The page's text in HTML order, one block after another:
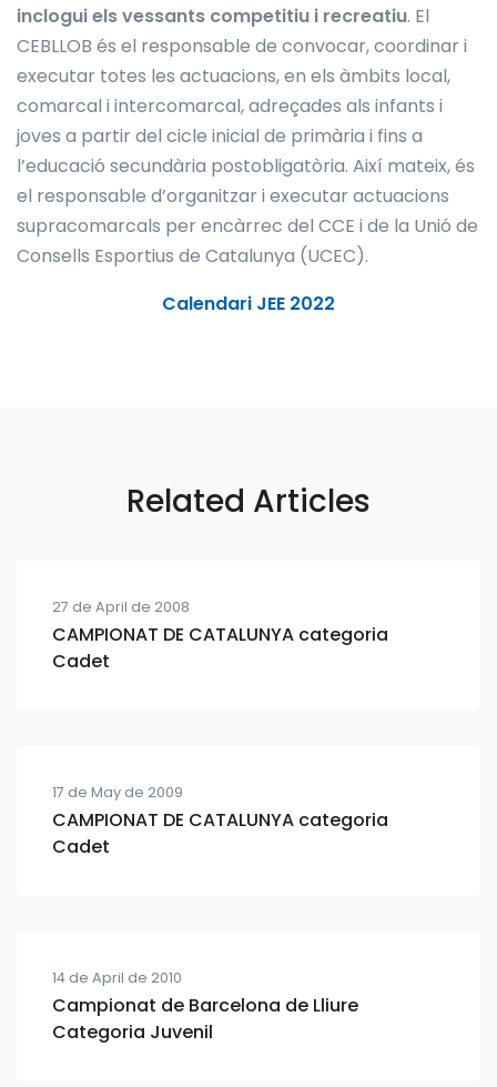
inclogui els vessants competitiu i recreatiu. El
CEBLLOB és el responsable de convocar, coordinar i
executar totes les actuacions, en els àmbits local,
comarcal i intercomarcal, adreçades als infants i
joves a partir del cicle inicial de primària i fins a
l’educació secundària postobligatòria. Així mateix, és
el responsable d’organitzar i executar actuacions
supracomarcals per encàrrec del CCE i de la Unió de
Consells Esportius de Catalunya (UCEC).
Calendari JEE 2022
Related Articles
27 de April de 2008
CAMPIONAT DE CATALUNYA categoria
Cadet
17 de May de 2009
CAMPIONAT DE CATALUNYA categoria
Cadet
14 de April de 2010
Campionat de Barcelona de Lliure
Categoria Juvenil